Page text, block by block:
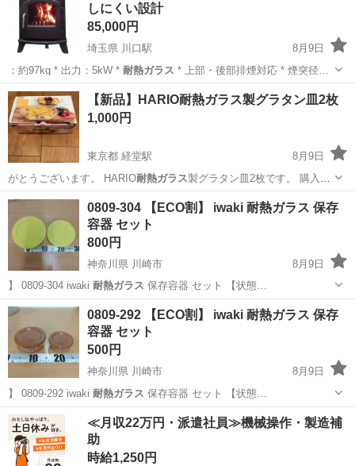
しにくい設計
85,000円
埼玉県 川口駅
8月9日
：約97kg * 出力：5kW * 耐熱ガラス * 上部・後部排煙対応 * 煙突径…
埼玉 川口市 川口駅 季節、空調家電
【新品】HARIO耐熱ガラス製グラタン皿2枚
1,000円
東京都 経堂駅
8月9日
がとうございます。 HARIO耐熱ガラス製グラタン皿2枚です。 購入
し…
東京 世田谷区 食器
0809-304 【ECO割】 iwaki 耐熱ガラス 保存
容器 セット
800円
神奈川県 川崎市
8月9日
】 0809-304 iwaki 耐熱ガラス 保存容器 セット 【状態…
神奈川 川崎市 調理器具 iwaki
0809-292 【ECO割】 iwaki 耐熱ガラス 保存
容器 セット
500円
神奈川県 川崎市
8月9日
】 0809-292 iwaki 耐熱ガラス 保存容器 セット 【状態…
神奈川 川崎市 生活雑貨 iwaki
≪月収22万円・派遣社員≫機械操作・製造補
助
時給1,250円